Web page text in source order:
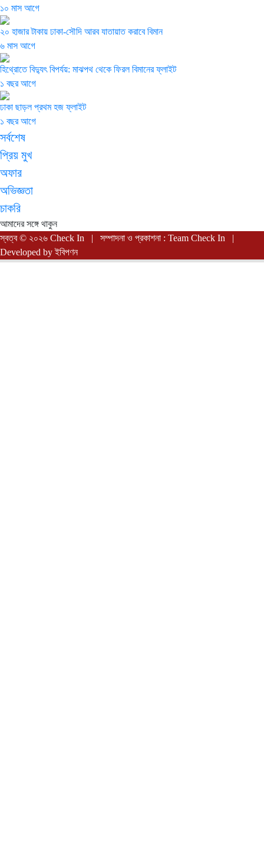
১০ মাস আগে
২০ হাজার টাকায় ঢাকা-সৌদি আরব যাতায়াত করাবে বিমান
৬ মাস আগে
হিথ্রোতে বিদ্যুৎ বিপর্যয়: মাঝপথ থেকে ফিরল বিমানের ফ্লাইট
১ বছর আগে
ঢাকা ছাড়ল প্রথম হজ ফ্লাইট
১ বছর আগে
সর্বশেষ
প্রিয় মুখ
অফার
অভিজ্ঞতা
চাকরি
আমাদের সঙ্গে থাকুন
স্বত্ব © ২০২৬ Check In | সম্পাদনা ও প্রকাশনা : Team Check In |
Developed byইবিপণন